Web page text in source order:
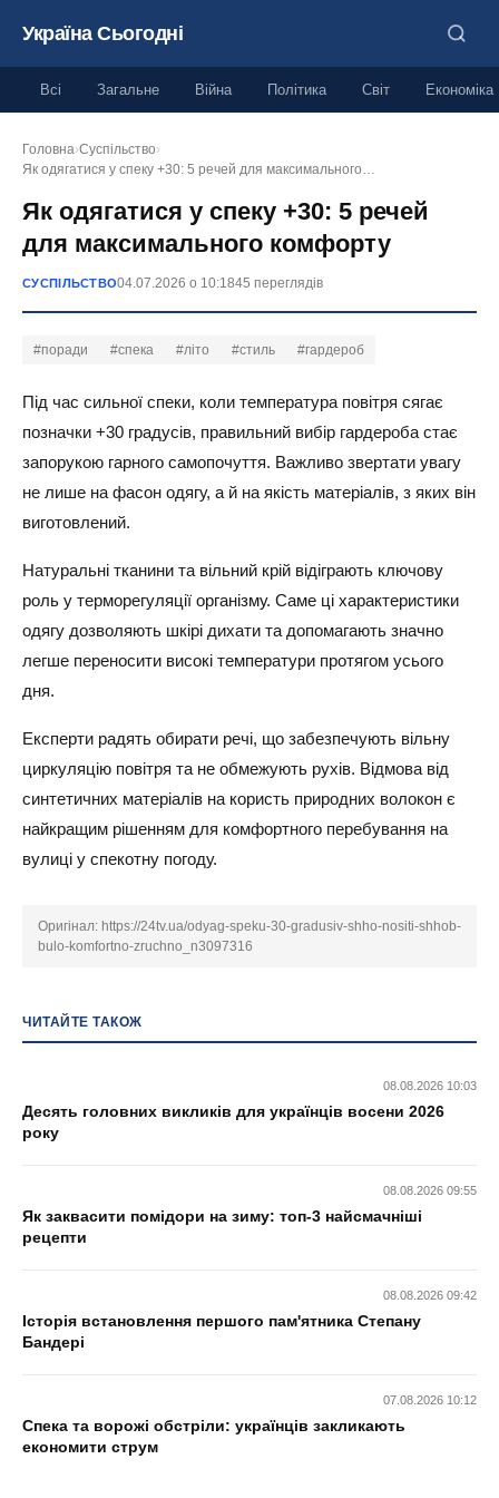
Україна Сьогодні
Всі Загальне Війна Політика Світ Економіка
Головна›Суспільство›
Як одягатися у спеку +30: 5 речей для максимального…
Як одягатися у спеку +30: 5 речей
для максимального комфорту
СУСПІЛЬСТВО04.07.2026 о 10:1845 переглядів
#поради #спека #літо #стиль #гардероб
Під час сильної спеки, коли температура повітря сягає
позначки +30 градусів, правильний вибір гардероба стає
запорукою гарного самопочуття. Важливо звертати увагу
не лише на фасон одягу, а й на якість матеріалів, з яких він
виготовлений.
Натуральні тканини та вільний крій відіграють ключову
роль у терморегуляції організму. Саме ці характеристики
одягу дозволяють шкірі дихати та допомагають значно
легше переносити високі температури протягом усього
дня.
Експерти радять обирати речі, що забезпечують вільну
циркуляцію повітря та не обмежують рухів. Відмова від
синтетичних матеріалів на користь природних волокон є
найкращим рішенням для комфортного перебування на
вулиці у спекотну погоду.
Оригінал: https://24tv.ua/odyag-speku-30-gradusiv-shho-nositi-shhob-
bulo-komfortno-zruchno_n3097316
ЧИТАЙТЕ ТАКОЖ
08.08.2026 10:03
Десять головних викликів для українців восени 2026
року
08.08.2026 09:55
Як заквасити помідори на зиму: топ-3 найсмачніші
рецепти
08.08.2026 09:42
Історія встановлення першого пам'ятника Степану
Бандері
07.08.2026 10:12
Спека та ворожі обстріли: українців закликають
економити струм